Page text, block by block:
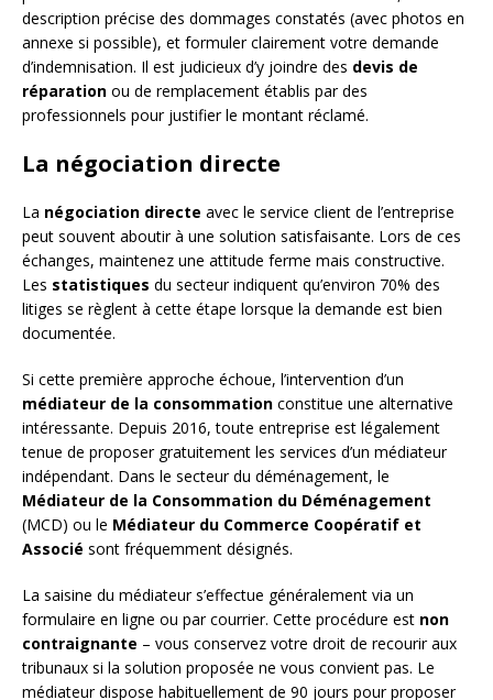
description précise des dommages constatés (avec photos en
annexe si possible), et formuler clairement votre demande
d’indemnisation. Il est judicieux d’y joindre des devis de
réparation ou de remplacement établis par des
professionnels pour justifier le montant réclamé.
La négociation directe
La négociation directe avec le service client de l’entreprise
peut souvent aboutir à une solution satisfaisante. Lors de ces
échanges, maintenez une attitude ferme mais constructive.
Les statistiques du secteur indiquent qu’environ 70% des
litiges se règlent à cette étape lorsque la demande est bien
documentée.
Si cette première approche échoue, l’intervention d’un
médiateur de la consommation constitue une alternative
intéressante. Depuis 2016, toute entreprise est légalement
tenue de proposer gratuitement les services d’un médiateur
indépendant. Dans le secteur du déménagement, le
Médiateur de la Consommation du Déménagement
(MCD) ou le Médiateur du Commerce Coopératif et
Associé sont fréquemment désignés.
La saisine du médiateur s’effectue généralement via un
formulaire en ligne ou par courrier. Cette procédure est non
contraignante – vous conservez votre droit de recourir aux
tribunaux si la solution proposée ne vous convient pas. Le
médiateur dispose habituellement de 90 jours pour proposer